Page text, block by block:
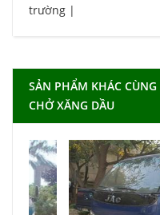
trường |
SẢN PHẨM KHÁC
CHỞ XĂNG DẦU